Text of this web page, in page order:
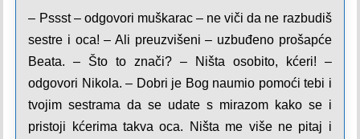
– Pssst – odgovori muškarac – ne viči da ne razbudiš
sestre i oca! – Ali preuzvišeni – uzbuđeno prošapće
Beata. – Što to znači? – Ništa osobito, kćeri! –
odgovori Nikola. – Dobri je Bog naumio pomoći tebi i
tvojim sestrama da se udate s mirazom kako se i
pristoji kćerima takva oca. Ništa me više ne pitaj i